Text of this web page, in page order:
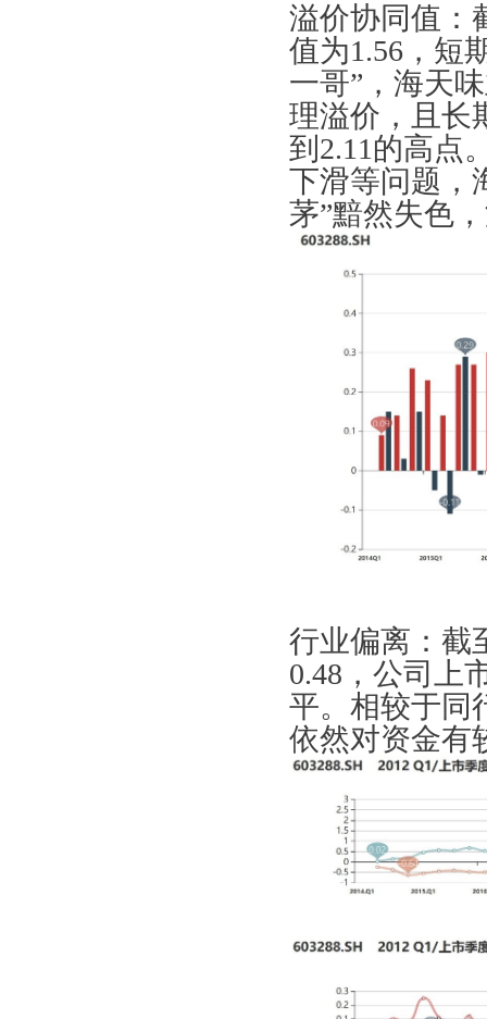
溢价协同值：
值为1.56，短
一哥”，海天
理溢价，且长
到2.11的高点
下滑等问题，
茅”黯然失色
行业偏离：截
0.48，公司上
平。相较于同
依然对资金有